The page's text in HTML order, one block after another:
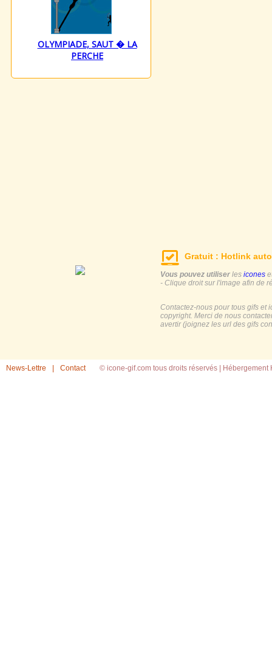
OLYMPIADE, SAUT � LA
PERCHE
Gratuit : Hotlink
Vous pouvez utiliser les icones
- Clique droit sur l'image afin de
Contactez-nous pour tous gifs et
copyright. Merci de nous
avertir (joignez les url des gifs
News-Lettre Contact © icone-gif.com tous droits réservés | Hébergement